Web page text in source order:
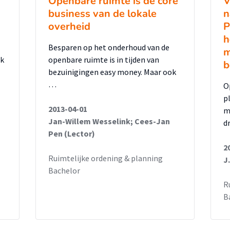
technische, maatschappelijke
is er vooral sprake van
Dat wil zeggen: De inrichting van het
in de omgeving (ruimtelijk) en
gebrek aan onderhoud en/of
trends op bedrijventerreinen een
afname van het aantal kantoorbanen
na 2020 vrijwel uitsluitend
ontwikkelingen en d) meer vraag naar
business van de lokale
overheid
Besparen op het onderhoud van de
openbare ruimte is in tijden van
bezuinigingen easy money. Maar ook
…
2013-04-01
Jan-Willem Wesselink; Cees-Jan
Pen (Lector)
Ruimtelijke ordening & planning
Bachelor